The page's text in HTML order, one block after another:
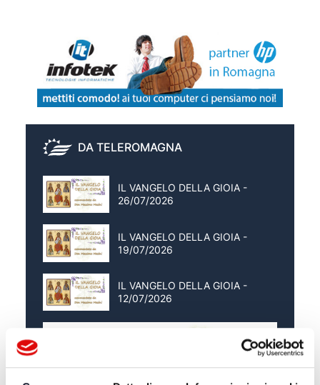
DA TELEROMAGNA
IL VANGELO DELLA GIOIA -
26/07/2026
IL VANGELO DELLA GIOIA -
19/07/2026
IL VANGELO DELLA GIOIA -
12/07/2026